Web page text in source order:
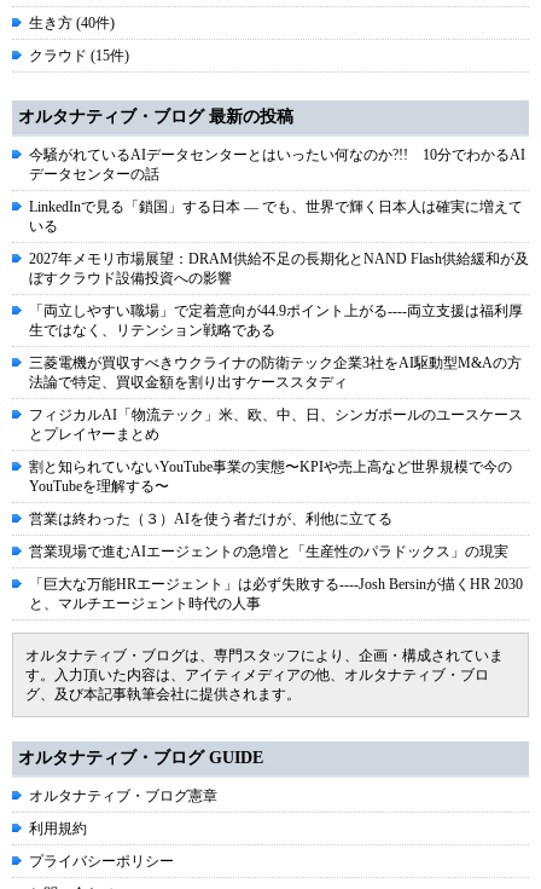
生き方 (40件)
クラウド (15件)
オルタナティブ・ブログ 最新の投稿
今騒がれているAIデータセンターとはいったい何なのか?!! 10分でわかるAI
データセンターの話
LinkedInで見る「鎖国」する日本 ― でも、世界で輝く日本人は確実に増えて
いる
2027年メモリ市場展望：DRAM供給不足の長期化とNAND Flash供給緩和が及
ぼすクラウド設備投資への影響
「両立しやすい職場」で定着意向が44.9ポイント上がる----両立支援は福利厚
生ではなく、リテンション戦略である
三菱電機が買収すべきウクライナの防衛テック企業3社をAI駆動型M&Aの方
法論で特定、買収金額を割り出すケーススタディ
フィジカルAI「物流テック」米、欧、中、日、シンガポールのユースケース
とプレイヤーまとめ
割と知られていないYouTube事業の実態〜KPIや売上高など世界規模で今の
YouTubeを理解する〜
営業は終わった（３）AIを使う者だけが、利他に立てる
営業現場で進むAIエージェントの急増と「生産性のパラドックス」の現実
「巨大な万能HRエージェント」は必ず失敗する----Josh Bersinが描くHR 2030
と、マルチエージェント時代の人事
オルタナティブ・ブログは、専門スタッフにより、企画・構成されていま
す。入力頂いた内容は、アイティメディアの他、オルタナティブ・ブロ
グ、及び本記事執筆会社に提供されます。
オルタナティブ・ブログ GUIDE
オルタナティブ・ブログ憲章
利用規約
プライバシーポリシー